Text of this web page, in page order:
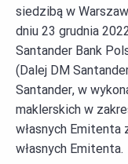
siedzibą w
dniu 23 grudnia
Santander Bank
(Dalej DM
Santander, w
maklerskich w
własnych Emitenta
własnych Emitenta.